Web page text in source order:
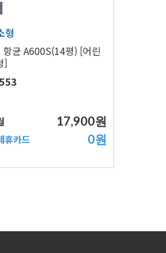
형
균 A600S(14평) [어린
]
17,900원
휴카드 0원